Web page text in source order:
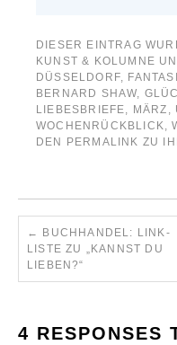
DIESER EINTRAG
KUNST & KOLUMNE
DÜSSELDORF,
BERNARD SHAW,
LIEBESBRIEFE, MÄRZ ,
WOCHENRÜCKBLICK,
DEN
PERMALINK ZU
←
BUCHHANDEL: LINK-
LISTE ZU „KANNST DU
LIEBEN?“
4 RESPONSES